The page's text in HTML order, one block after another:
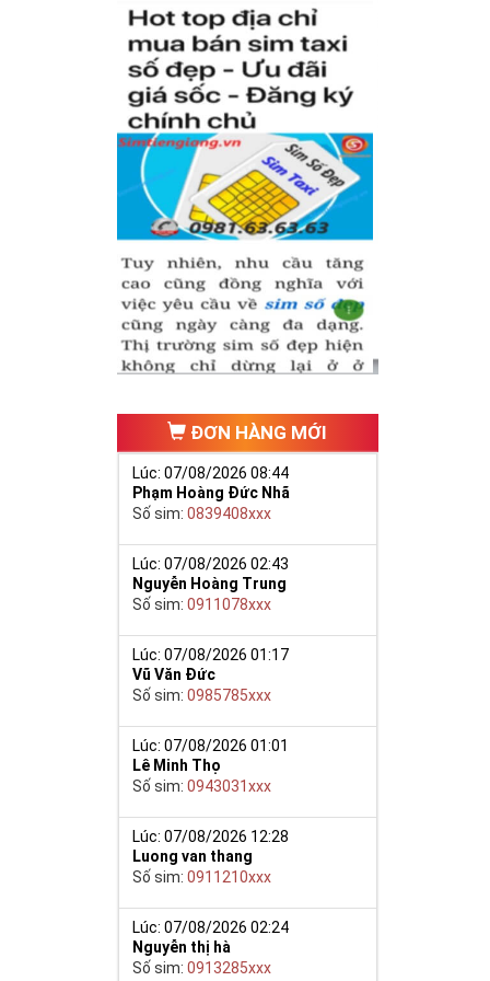
ĐƠN HÀNG MỚI
Lúc: 07/08/2026 08:44
Phạm Hoàng Đức Nhã
Số sim:0839408xxx
Lúc: 07/08/2026 02:43
Nguyễn Hoàng Trung
Số sim:0911078xxx
Lúc: 07/08/2026 01:17
Vũ Văn Đức
Số sim:0985785xxx
Lúc: 07/08/2026 01:01
Lê Minh Thọ
Số sim:0943031xxx
Lúc: 07/08/2026 12:28
Luong van thang
Số sim:0911210xxx
Lúc: 07/08/2026 02:24
Nguyễn thị hà
Số sim:0913285xxx